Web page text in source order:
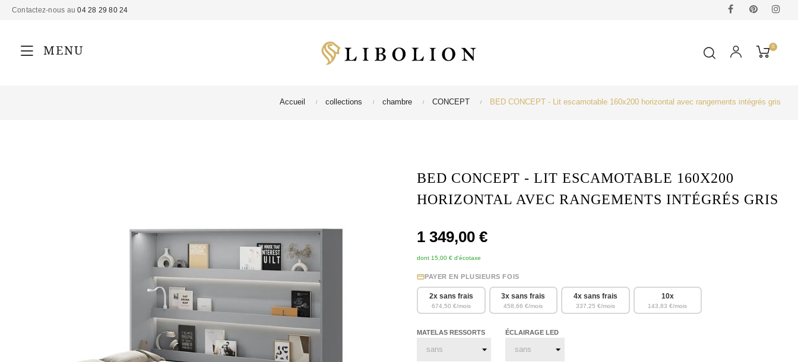
Contactez-nous au04 28 29 80 24 FacebookPinterest
MENU 0
Accueil collections chambre CONCEPT BED CONCEPT - Lit escamotable 160x200 horizontal avec rangements intégrés gris
BED CONCEPT - LIT ESCAMOTABLE 160X200
HORIZONTAL AVEC RANGEMENTS INTÉGRÉS GRIS
1 349,00 €
dont 15,00 € d'écotaxe
PAYER EN PLUSIEURS FOIS
2x sans frais
674,50 €/mois
3x sans frais
458,66 €/mois
4x sans frais
337,25 €/mois
10x
143,83 €/mois
MATELAS RESSORTS ÉCLAIRAGE LED